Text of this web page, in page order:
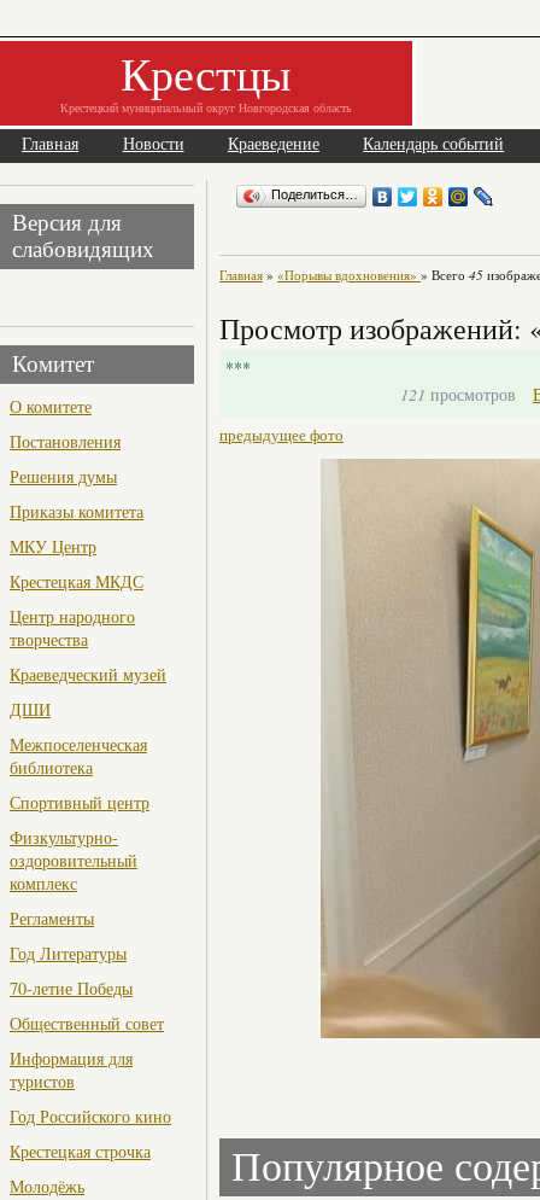
Крестцы
Крестецкий муниципальный округ Новгородская область
Главная Новости Краеведение Календарь событий
Версия для
слабовидящих
Комитет
О комитете
Постановления
Решения думы
Приказы комитета
МКУ Центр
Крестецкая МКДС
Центр народного
творчества
Краеведческий музей
ДШИ
Межпоселенческая
библиотека
Спортивный центр
Физкультурно-
оздоровительный
комплекс
Регламенты
Год Литературы
70-летие Победы
Общественный совет
Информация для
туристов
Год Российского кино
Крестецкая строчка
Молодёжь
Поделиться…
Главная » «Порывы вдохновения» » Всего 45
Просмотр изображений:
***
121 просмотров
предыдущее фото
Популярное